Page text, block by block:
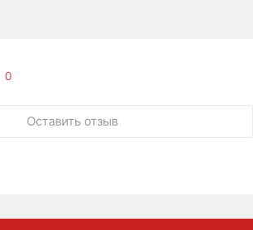
0
Оставить отзыв
ни одного отзыва. Вы можете стать